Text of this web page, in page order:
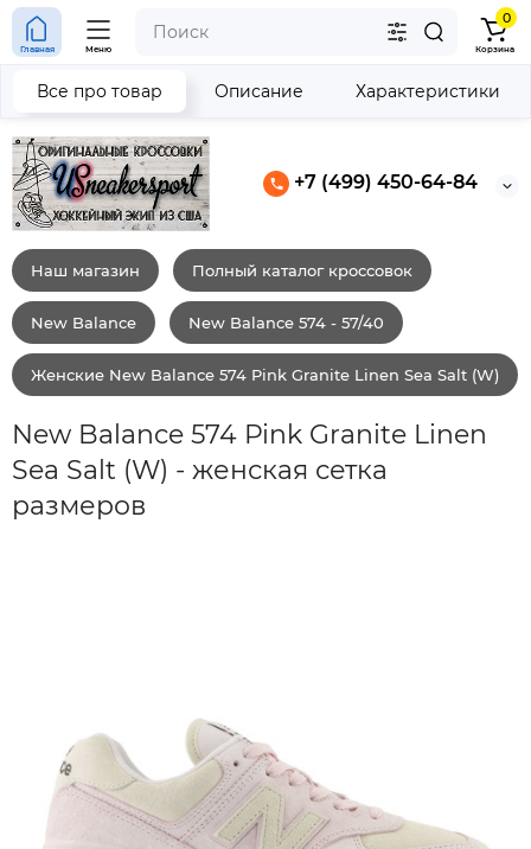
+7 (499) 450-64-84
Главная Меню
0
Корзина
Наш магазин Полный каталог кроссовок
New Balance New Balance 574 - 57/40
Женские New Balance 574 Pink Granite Linen Sea Salt (W)
New Balance 574 Pink Granite Linen
Sea Salt (W) - женская сетка
размеров
Все про товар Описание Характеристики